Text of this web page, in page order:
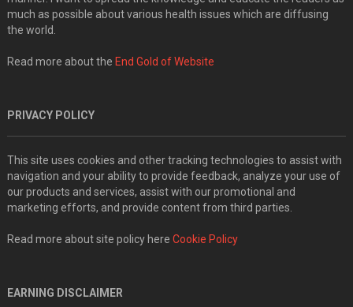
much as possible about various health issues which are diffusing
the world.
Read more about the End Gold of Website
PRIVACY POLICY
This site uses cookies and other tracking technologies to assist with
navigation and your ability to provide feedback, analyze your use of
our products and services, assist with our promotional and
marketing efforts, and provide content from third parties.
Read more about site policy here Cookie Policy
EARNING DISCLAIMER